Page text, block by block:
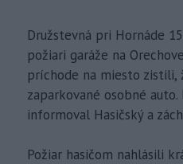
Družstevná pri Hornáde
požiari garáže na
príchode na miesto
zaparkované osobné
informoval Hasičský a
Požiar hasičom nahlásili